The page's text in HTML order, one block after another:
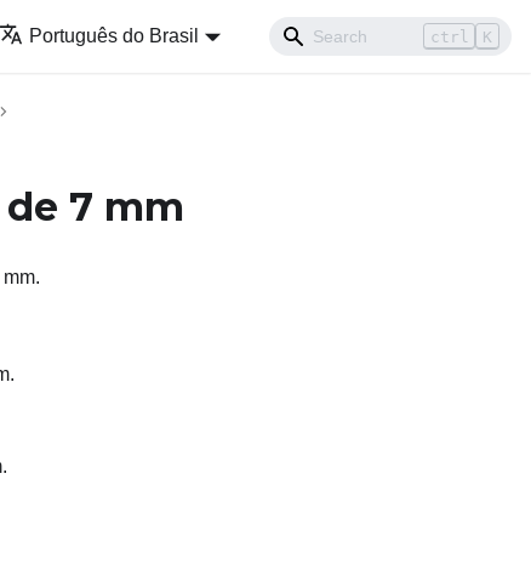
Português do Brasil ctrl K
7 mm